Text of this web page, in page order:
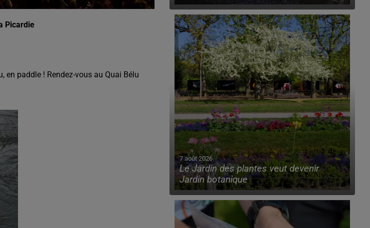
Picardie
en paddle ! Rendez-vous au Quai Bélu
7 août 2026
Le Jardin des plantes veut devenir
Jardin botanique